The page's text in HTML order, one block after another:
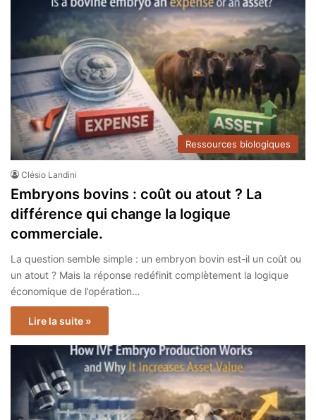
Ressources biologiques
Clésio Landini
Embryons bovins : coût ou atout ? La
différence qui change la logique
commerciale.
La question semble simple : un embryon bovin est-il un coût ou
un atout ? Mais la réponse redéfinit complètement la logique
économique de l’opération…
Lire la suite »